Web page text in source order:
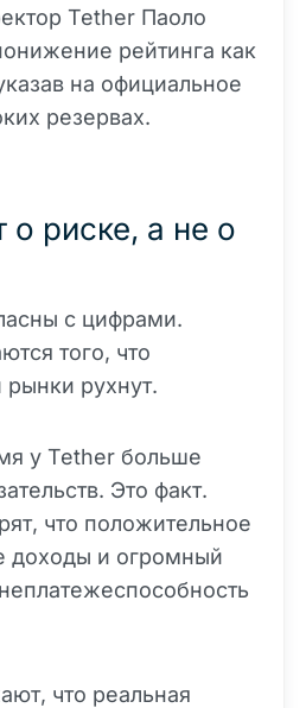
Tether Паоло
рейтинга как
на официальное
резервах.
о риске, а не о
с цифрами.
того, что
рынки рухнут.
у Tether больше
Это факт.
что положительное
доходы и огромный
что реальная